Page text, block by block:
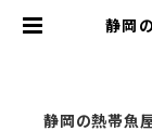
静岡
静岡の熱帯魚